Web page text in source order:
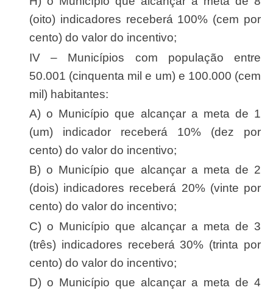
(oito) indicadores receberá 100% (cem por
cento) do valor do incentivo;
IV – Municípios com população entre
50.001 (cinquenta mil e um) e 100.000 (cem
mil) habitantes:
a) o Município que alcançar a meta de 1
(um) indicador receberá 10% (dez por
cento) do valor do incentivo;
b) o Município que alcançar a meta de 2
(dois) indicadores receberá 20% (vinte por
cento) do valor do incentivo;
c) o Município que alcançar a meta de 3
(três) indicadores receberá 30% (trinta por
cento) do valor do incentivo;
d) o Município que alcançar a meta de 4